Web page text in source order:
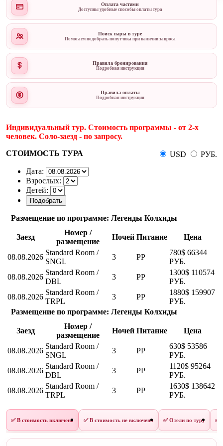
Оплата частями
Доступны удобные способы оплаты тура
Поиск пары в туре
Помогаем подобрать попутчика при наличии запроса
Правила бронирования
Подробная инструкция
Правила оплаты
Подробная инструкция
Индивидуальный тур. Стоимость программы - от 2-х
человек. Соло-заезд - по запросу.
СТОИМОСТЬ ТУРА
USD
РУБ.
Дата:
Взрослых:
Детей:
Размещение по программе: Легенды Колхиды
Заезд
Номер /
размещение
Ночей Питание Цена
08.08.2026
Standard Room /
SNGL
3 PP
780$ 66344
РУБ.
08.08.2026
Standard Room /
DBL
3 PP
1300$ 110574
РУБ.
08.08.2026
Standard Room /
TRPL
3 PP
1880$ 159907
РУБ.
Размещение по программе: Легенды Колхиды
Заезд
Номер /
размещение
Ночей Питание Цена
08.08.2026
Standard Room /
SNGL
3 PP
630$ 53586
РУБ.
08.08.2026
Standard Room /
DBL
3 PP
1120$ 95264
РУБ.
08.08.2026
Standard Room /
TRPL
3 PP
1630$ 138642
РУБ.
✅ В стоимость включено ✅ В стоимость не включено ✅ Отели по туру ✅